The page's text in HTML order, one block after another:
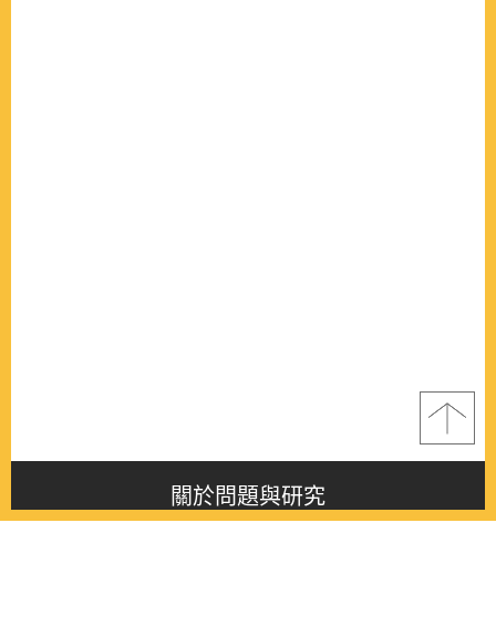
關於問題與研究
About this journal